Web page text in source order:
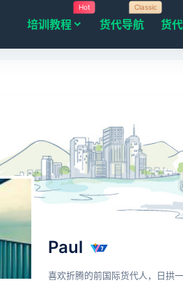
培训教程
Hot
货代导航
Classic
货
Paul
喜欢折腾的前国际货代人，日拱